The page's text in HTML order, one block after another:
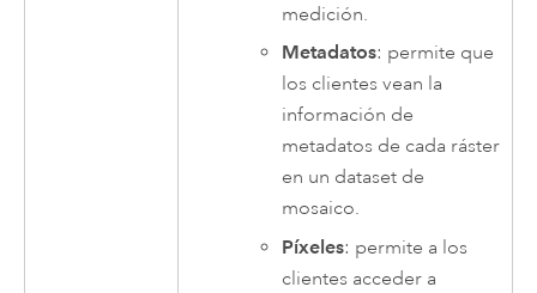
medición.
Metadatos: permite que
los clientes vean la
información de
metadatos de cada ráster
en un dataset de
mosaico.
Píxeles: permite a los
clientes acceder a